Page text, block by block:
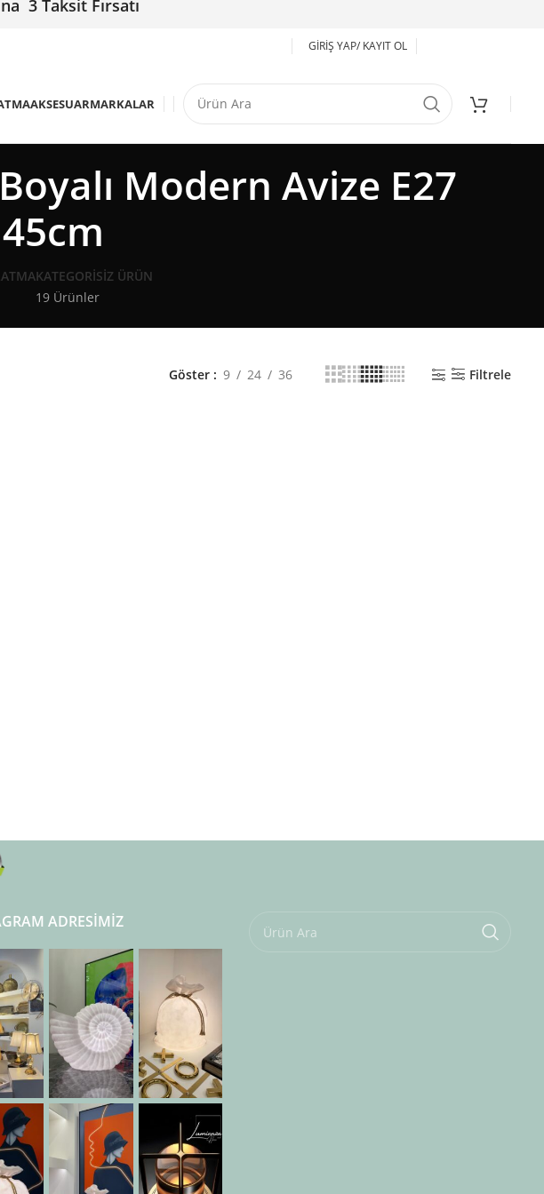
3 Taksit Fırsatı
GIRIŞ YAP/ KAYIT OL
AKSESUARMARKALAR
Modern Avize E27
KATEGORISIZ ÜRÜN
19 Ürünler
Göster 9 24 36 Filtrele
ADRESIMIZ